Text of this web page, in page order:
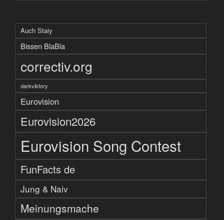
Auch Staiy
Bissen BlaBla
correctiv.org
darkviktory
Eurovision
Eurovision2026
Eurovision Song Contest
FunFacts de
Jung & Naiv
Meinungsmache